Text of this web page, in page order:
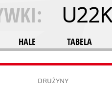
U22K
HALE TABELA
DRUŻYNY